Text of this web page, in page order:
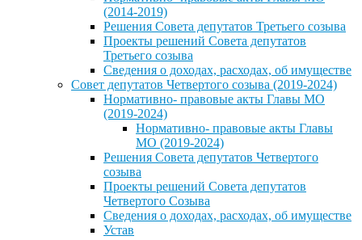
(2014-2019)
Решения Совета депутатов Третьего созыва
Проекты решений Совета депутатов
Третьего созыва
Сведения о доходах, расходах, об имуществе
Совет депутатов Четвертого созыва (2019-2024)
Нормативно- правовые акты Главы МО
(2019-2024)
Нормативно- правовые акты Главы
МО (2019-2024)
Решения Совета депутатов Четвертого
созыва
Проекты решений Совета депутатов
Четвертого Созыва
Сведения о доходах, расходах, об имуществе
Устав